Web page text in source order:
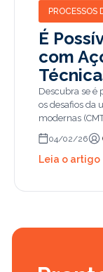
PROCESSOS
É
com
Descubra se é
os desafios da
modernas
04/02/26
Leia o artigo